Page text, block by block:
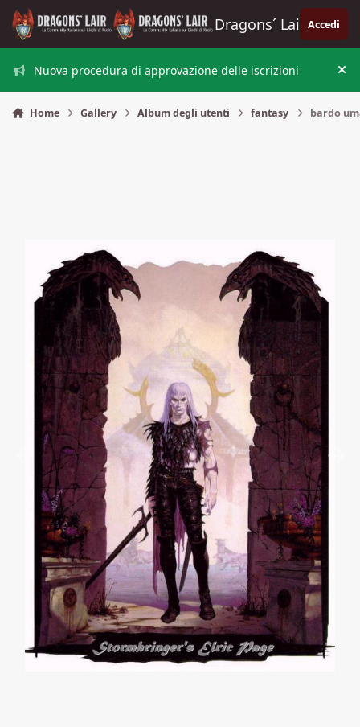
Vai al contenuto
Dragons´ Lair Accedi
Nuova procedura di approvazione delle iscrizioni
Home Gallery Album degli utenti fantasy bardo